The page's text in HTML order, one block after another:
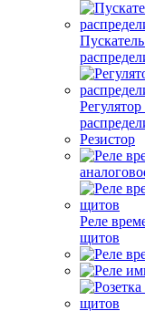
Резистор
Реле
щитов